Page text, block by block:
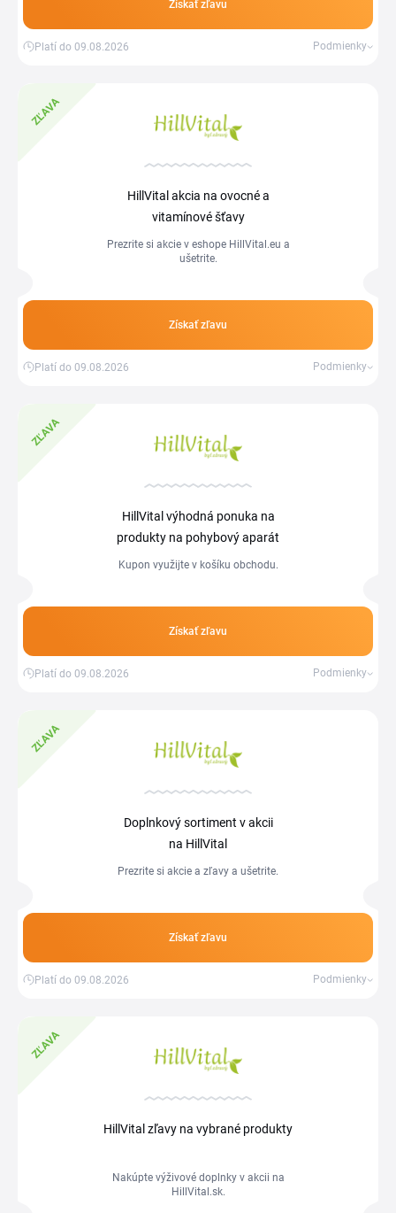
Získať zľavu
Platí do 09.08.2026 Podmienky
ZĽAVA
HillVital akcia na ovocné a
vitamínové šťavy
Prezrite si akcie v eshope HillVital.eu a
ušetrite.
Získať zľavu
Platí do 09.08.2026 Podmienky
ZĽAVA
HillVital výhodná ponuka na
produkty na pohybový aparát
Kupon využijte v košíku obchodu.
Získať zľavu
Platí do 09.08.2026 Podmienky
ZĽAVA
Doplnkový sortiment v akcii
na HillVital
Prezrite si akcie a zľavy a ušetrite.
Získať zľavu
Platí do 09.08.2026 Podmienky
ZĽAVA
HillVital zľavy na vybrané produkty
Nakúpte výživové doplnky v akcii na
HillVital.sk.